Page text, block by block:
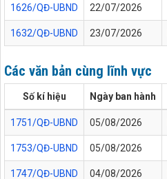
1626/QĐ-UBND 22/07/2026
1632/QĐ-UBND 23/07/2026
Các văn bản cùng lĩnh vực
Số kí hiệu Ngày ban hành
1751/QĐ-UBND 05/08/2026
1753/QĐ-UBND 05/08/2026
1747/QĐ-UBND 04/08/2026